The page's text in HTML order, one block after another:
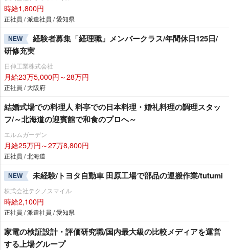
時給1,800円
正社員 / 派遣社員 / 愛知県
NEW
経験者募集「経理職」メンバークラス/年間休日125日/
研修充実
日伸工業株式会社
月給23万5,000円～28万円
正社員 / 大阪府
結婚式場での料理人 料亭での日本料理・婚礼料理の調理スタッ
フ/～北海道の迎賓館で和食のプロへ～
エルムガーデン
月給25万円～27万8,800円
正社員 / 北海道
NEW 未経験/トヨタ自動車 田原工場で部品の運搬作業/tutumi
株式会社テクノスマイル
時給2,100円
正社員 / 派遣社員 / 愛知県
家電の検証設計・評価研究職/国内最大級の比較メディアを運営
する上場グループ